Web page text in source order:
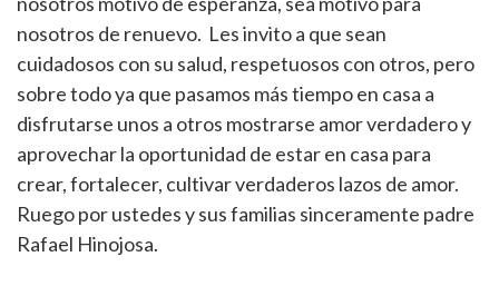
nosotros de renuevo. Les invito a que sean
cuidadosos con su salud, respetuosos con otros, pero
sobre todo ya que pasamos más tiempo en casa a
disfrutarse unos a otros mostrarse amor verdadero y
aprovechar la oportunidad de estar en casa para
crear, fortalecer, cultivar verdaderos lazos de amor.
Ruego por ustedes y sus familias sinceramente padre
Rafael Hinojosa.